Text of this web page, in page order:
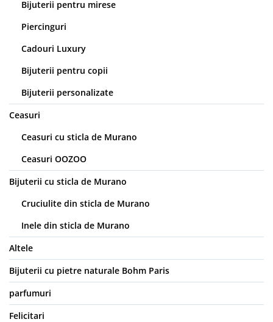
Bijuterii pentru mirese
Piercinguri
Cadouri Luxury
Bijuterii pentru copii
Bijuterii personalizate
Ceasuri
Ceasuri cu sticla de Murano
Ceasuri OOZOO
Bijuterii cu sticla de Murano
Cruciulite din sticla de Murano
Inele din sticla de Murano
Altele
Bijuterii cu pietre naturale Bohm Paris
parfumuri
Felicitari